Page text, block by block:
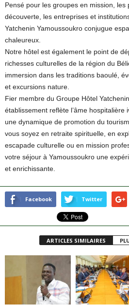
Pensé pour les groupes en mission, les
découverte, les entreprises et
Yatchenin Yamoussoukro conjugue
chaleureux.
Notre hôtel est également le point de
richesses culturelles de la région du
immersion dans les traditions baoulé,
et excursions nature.
Fier membre du Groupe Hôtel
établissement reflète l’âme hospitalière
une dynamique de promotion du
vous soyez en retraite spirituelle, en
escapade culturelle ou en mission
votre séjour à Yamoussoukro une
et enrichissante.
Facebook Twitter
ARTICLES SIMILAIRES